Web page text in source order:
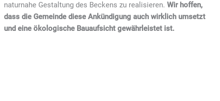
naturnahe Gestaltung des Beckens zu realisieren. Wir hoffen,
dass die Gemeinde diese Ankündigung auch wirklich umsetzt
und eine ökologische Bauaufsicht gewährleistet ist.